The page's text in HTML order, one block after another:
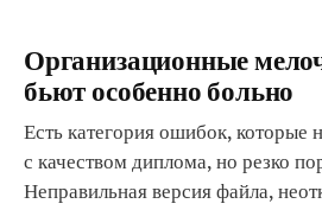
Организационные
бьют особенно больно
Есть категория ошибок, которые
с качеством диплома, но резко
Неправильная версия файла,